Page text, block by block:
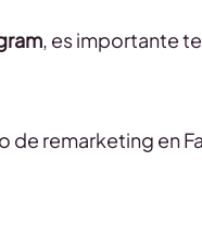
, es importante
de remarketing en